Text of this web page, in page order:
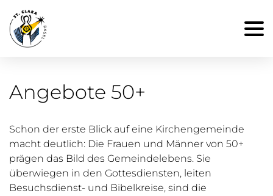
Angebote 50+
Schon der erste Blick auf eine Kirchengemeinde
macht deutlich: Die Frauen und Männer von 50+
prägen das Bild des Gemeindelebens. Sie
überwiegen in den Gottesdiensten, leiten
Besuchsdienst- und Bibelkreise, sind die